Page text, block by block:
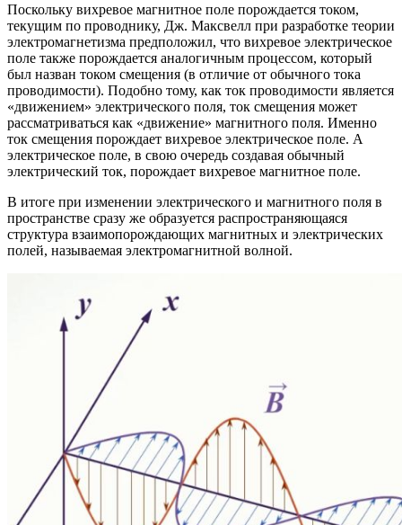
Поскольку вихревое магнитное поле порождается током,
текущим по проводнику, Дж. Максвелл при разработке теории
электромагнетизма предположил, что вихревое электрическое
поле также порождается аналогичным процессом, который
был назван током смещения (в отличие от обычного тока
проводимости). Подобно тому, как ток проводимости является
«движением» электрического поля, ток смещения может
рассматриваться как «движение» магнитного поля. Именно
ток смещения порождает вихревое электрическое поле. А
электрическое поле, в свою очередь создавая обычный
электрический ток, порождает вихревое магнитное поле.
В итоге при изменении электрического и магнитного поля в
пространстве сразу же образуется распространяющаяся
структура взаимопорождающих магнитных и электрических
полей, называемая электромагнитной волной.